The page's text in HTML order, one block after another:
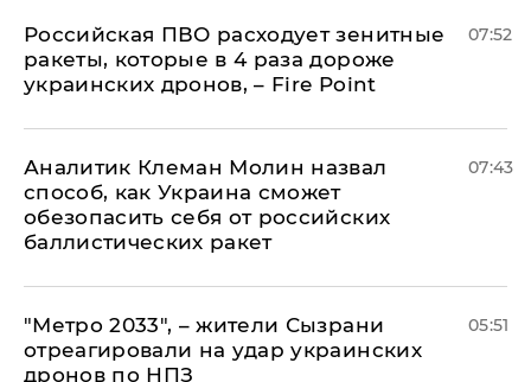
Российская ПВО расходует зенитные
ракеты, которые в 4 раза дороже
украинских дронов, – Fire Point
07:52
Аналитик Клеман Молин назвал
способ, как Украина сможет
обезопасить себя от российских
баллистических ракет
07:43
"Метро 2033", – жители Сызрани
отреагировали на удар украинских
дронов по НПЗ
05:51